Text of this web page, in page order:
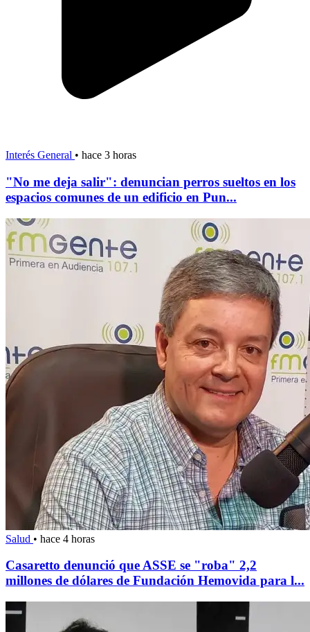
Interés General • hace 3 horas
"No me deja salir": denuncian perros sueltos en los
espacios comunes de un edificio en Pun...
Salud • hace 4 horas
Casaretto denunció que ASSE se "roba" 2,2
millones de dólares de Fundación Hemovida para l...